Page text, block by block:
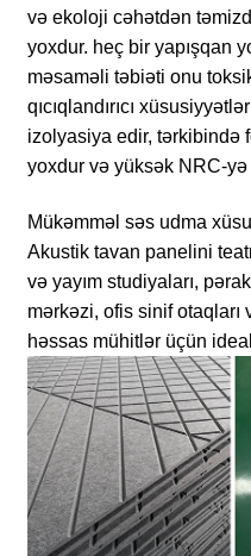
və ekoloji cəhətdən
yoxdur. heç bir yapışqan
məsaməli təbiəti onu
qıcıqlandırıcı
izolyasiya edir, tərkibində
yoxdur və yüksək NRC-
Mükəmməl səs udma
Akustik tavan panelini
və yayım studiyaları,
mərkəzi, ofis sinif otaqları
həssas mühitlər üçün